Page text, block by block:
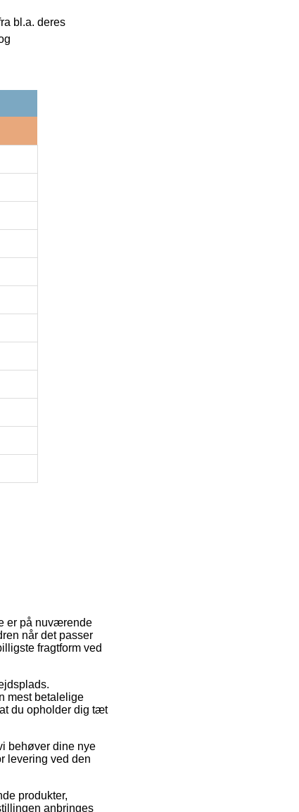
bl.a. deres
er på nuværende
når det passer
fragtform ved
mest betalelige
du opholder dig tæt
behøver dine nye
levering ved den
produkter,
anbringes